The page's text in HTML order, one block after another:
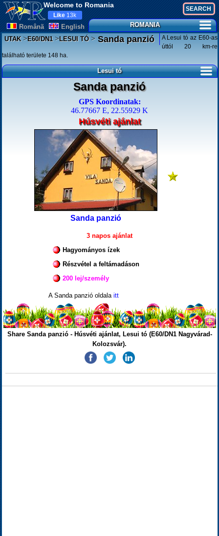
Welcome to Romania
Românã English
Like 13k
ROMANIA
UTAK>E60/DN1>LESUI TÓ>Sanda panzió
A Lesui tó az E60-as
úttól 20 km-re
található területe 148 ha.
Lesui tó
Sanda panzió
GPS Koordinatak:
46.77667 E, 22.55929 K
Húsvéti ajánlat
Sanda panzió
3 napos ajánlat
Hagyományos ízek
Részvétel a feltámadáson
200 lej/személy
A Sanda panzió oldala itt
Share Sanda panzió - Húsvéti ajánlat, Lesui tó (E60/DN1 Nagyvárad-
Kolozsvár).